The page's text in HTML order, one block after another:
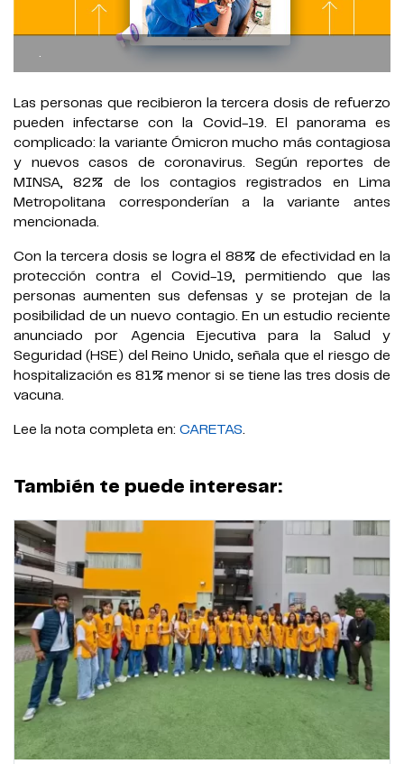
.
Las personas que recibieron la tercera dosis de refuerzo
pueden infectarse con la Covid-19. El panorama es
complicado: la variante Ómicron mucho más contagiosa
y nuevos casos de coronavirus. Según reportes de
MINSA, 82% de los contagios registrados en Lima
Metropolitana corresponderían a la variante antes
mencionada.
Con la tercera dosis se logra el 88% de efectividad en la
protección contra el Covid-19, permitiendo que las
personas aumenten sus defensas y se protejan de la
posibilidad de un nuevo contagio. En un estudio reciente
anunciado por Agencia Ejecutiva para la Salud y
Seguridad (HSE) del Reino Unido, señala que el riesgo de
hospitalización es 81% menor si se tiene las tres dosis de
vacuna.
Lee la nota completa en: CARETAS.
También te puede interesar: